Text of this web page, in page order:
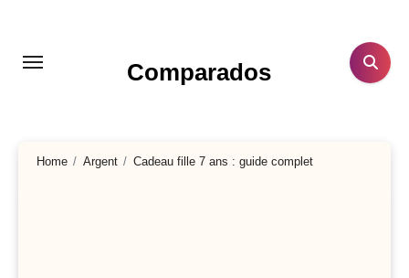
contenu
Comparados
Home Argent Cadeau fille 7 ans : guide complet